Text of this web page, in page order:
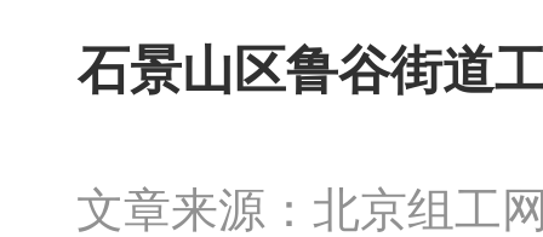
石景山区鲁谷街道
文章来源：北京组